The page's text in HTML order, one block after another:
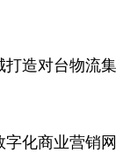
对台物流
商业营销